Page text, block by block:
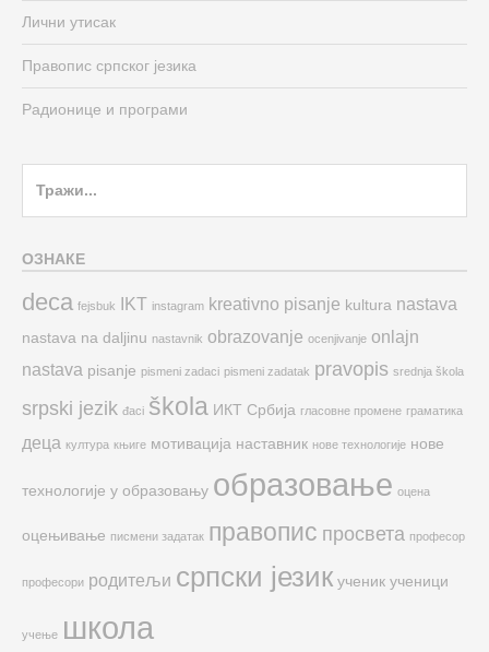
Лични утисак
Правопис српског језика
Радионице и програми
ОЗНАКЕ
deca fejsbuk IKT instagram kreativno pisanje kultura nastava
nastava na daljinu nastavnik obrazovanje ocenjivanje onlajn
nastava pisanje pismeni zadaci pismeni zadatak pravopis srednja škola
srpski jezik đaci škola ИКТ Србија гласовне промене граматика
деца култура књиге мотивација наставник нове технологије нове
технологије у образовању образовање оцена
оцењивање писмени задатак правопис просвета професор
професори родитељи српски језик ученик ученици
учење школа